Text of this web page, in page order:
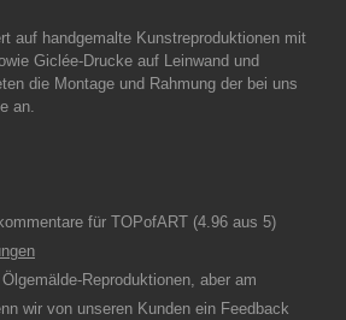
auf handgemalte Kunstreproduktionen mit
Giclée-Drucke auf Leinwand und
die Montage und Rahmung der bei uns
an.
für TOPofART (4.96 aus 5)
Reproduktionen, aber am
wir von unseren Kunden ein Feedback